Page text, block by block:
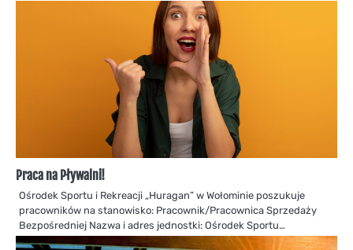
Praca na Pływalni!
Ośrodek Sportu i Rekreacji „Huragan” w Wołominie poszukuje
pracowników na stanowisko: Pracownik/Pracownica Sprzedaży
Bezpośredniej Nazwa i adres jednostki: Ośrodek Sportu…